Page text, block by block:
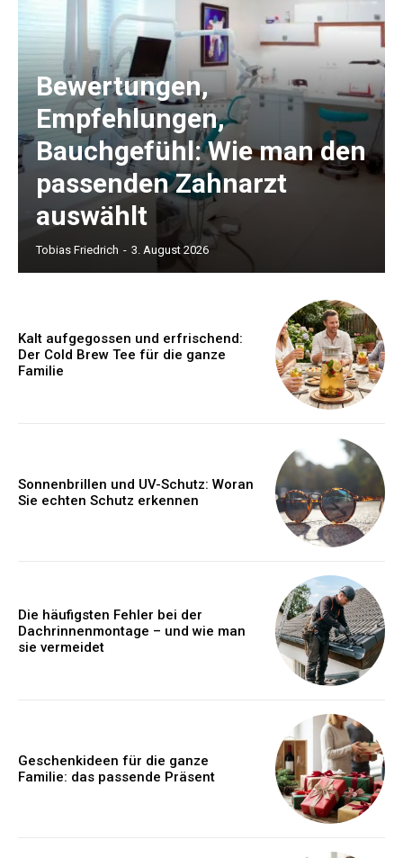
Bewertungen,
Empfehlungen,
Bauchgefühl: Wie man den
passenden Zahnarzt
auswählt
Tobias Friedrich - 3. August 2026
Kalt aufgegossen und erfrischend:
Der Cold Brew Tee für die ganze
Familie
Sonnenbrillen und UV-Schutz: Woran
Sie echten Schutz erkennen
Die häufigsten Fehler bei der
Dachrinnenmontage – und wie man
sie vermeidet
Geschenkideen für die ganze
Familie: das passende Präsent